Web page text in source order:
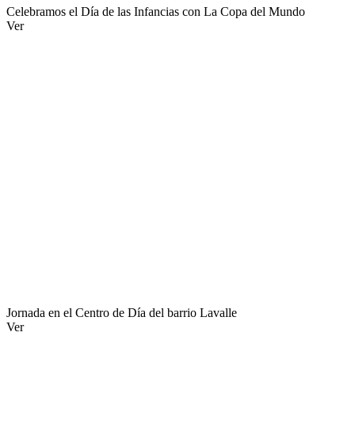
Celebramos el Día de las Infancias con La Copa del Mundo
Ver
Jornada en el Centro de Día del barrio Lavalle
Ver